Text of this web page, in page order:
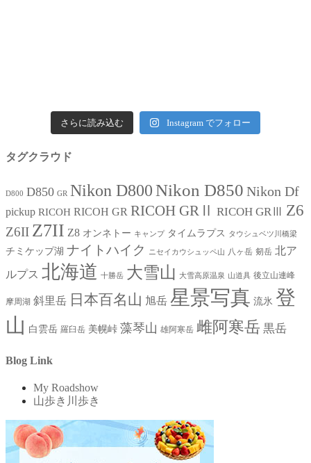
さらに読み込む Instagram でフォロー
タグクラウド
D800 D850 GR Nikon D800Nikon D850 Nikon Df
pickup RICOH RICOH GR RICOH GRⅡ RICOH GRⅢ Z6
Z6II Z7II Z8 オンネトー キャンプ タイムラプス タウシュベツ川橋梁
チミケップ湖 ナイトハイク ニセイカウシュッペ山 八ヶ岳 剱岳 北ア
ルプス 北海道 十勝岳 大雪山 大雪高原温泉 山道具 後立山連峰
摩周湖 斜里岳 日本百名山 旭岳 星景写真 流氷 登
山 白雲岳 羅臼岳 美幌峠 藻琴山 雄阿寒岳 雌阿寒岳 黒岳
Blog Link
My Roadshow
山歩き川歩き